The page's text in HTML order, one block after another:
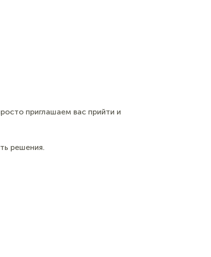
приглашаем вас прийти и
решения.